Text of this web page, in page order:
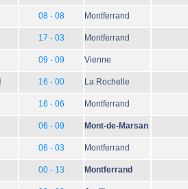
08 - 08 Montferrand
17 - 03 Montferrand
09 - 09 Vienne
16 - 00 La Rochelle
16 - 06 Montferrand
06 - 09 Mont-de-Marsan
06 - 03 Montferrand
00 - 13 Montferrand